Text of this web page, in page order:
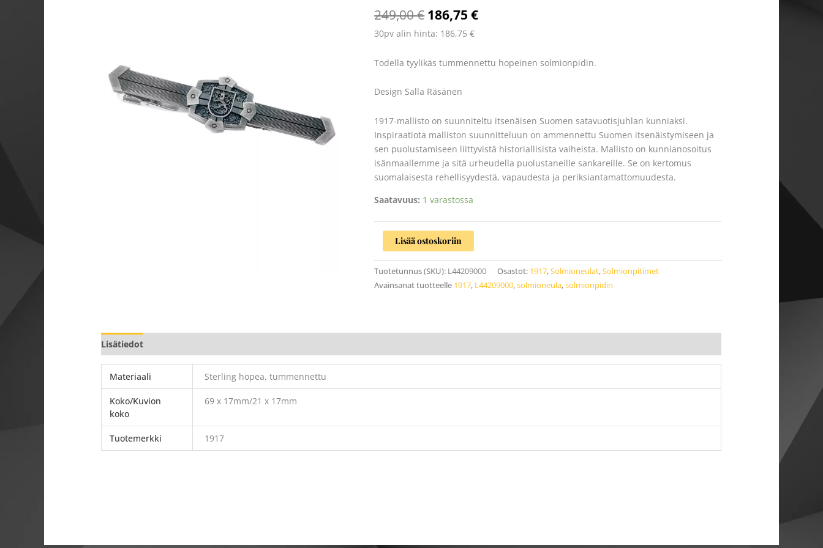
249,00€ 186,75€
30pv alin hinta: 186,75 €
Todella tyylikäs tummennettu hopeinen solmionpidin.
Design Salla Räsänen
1917-mallisto on suunniteltu itsenäisen Suomen satavuotisjuhlan kunniaksi.
Inspiraatiota malliston suunnitteluun on ammennettu Suomen itsenäistymiseen ja
sen puolustamiseen liittyvistä historiallisista vaiheista. Mallisto on kunnianosoitus
isänmaallemme ja sitä urheudella puolustaneille sankareille. Se on kertomus
suomalaisesta rehellisyydestä, vapaudesta ja periksiantamattomuudesta.
Saatavuus: 1 varastossa
Lisää ostoskoriin
Tuotetunnus (SKU): L44209000 Osastot: 1917,Solmioneulat,Solmionpitimet
Avainsanat tuotteelle 1917, L44209000,solmioneula,solmionpidin
Lisätiedot
Materiaali Sterling hopea, tummennettu
Koko/Kuvion
koko
69 x 17mm/21 x 17mm
Tuotemerkki 1917